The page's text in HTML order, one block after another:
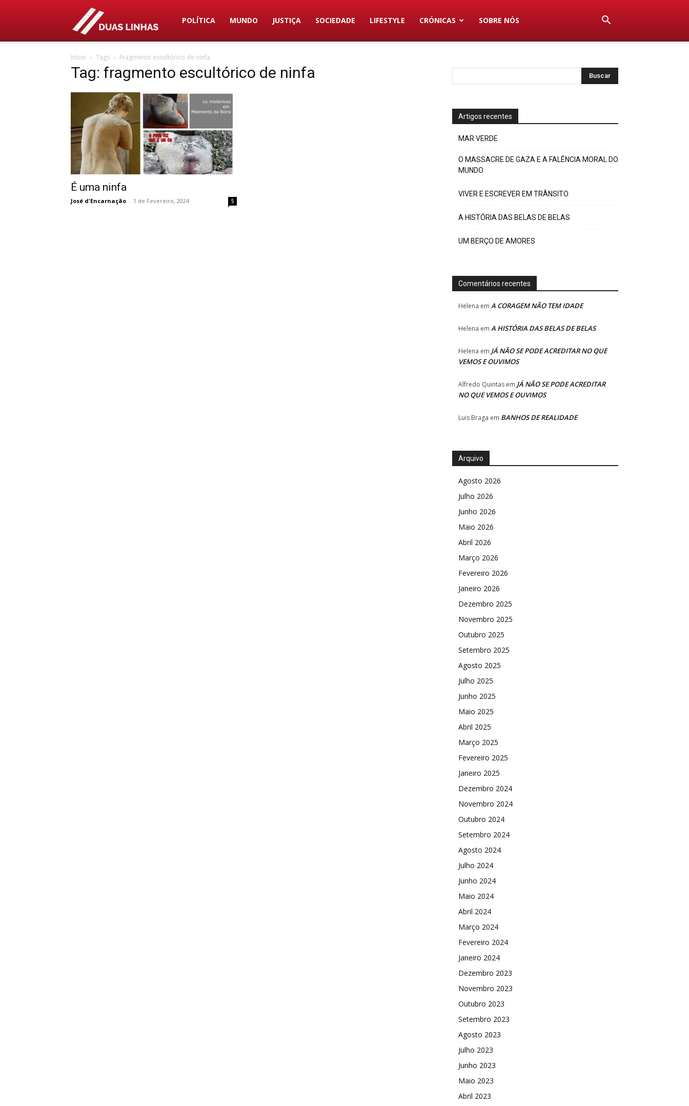
Duas
Linhas
POLÍTICA MUNDO JUSTIÇA SOCIEDADE LIFESTYLE CRÓNICAS SOBRE NÓS
Início Tags Fragmento escultórico de ninfa
Tag: fragmento escultórico de ninfa
É uma ninfa
José d'Encarnação - 1 de Fevereiro, 2024 5
Artigos recentes
MAR VERDE
O MASSACRE DE GAZA E A FALÊNCIA MORAL DO
MUNDO
VIVER E ESCREVER EM TRÂNSITO
A HISTÓRIA DAS BELAS DE BELAS
UM BERÇO DE AMORES
Comentários recentes
Helena em A CORAGEM NÃO TEM IDADE
Helena em A HISTÓRIA DAS BELAS DE BELAS
Helena em JÁ NÃO SE PODE ACREDITAR NO QUE
VEMOS E OUVIMOS
Alfredo Quintas em JÁ NÃO SE PODE ACREDITAR
NO QUE VEMOS E OUVIMOS
Luis Braga em BANHOS DE REALIDADE
Arquivo
Agosto 2026
Julho 2026
Junho 2026
Maio 2026
Abril 2026
Março 2026
Fevereiro 2026
Janeiro 2026
Dezembro 2025
Novembro 2025
Outubro 2025
Setembro 2025
Agosto 2025
Julho 2025
Junho 2025
Maio 2025
Abril 2025
Março 2025
Fevereiro 2025
Janeiro 2025
Dezembro 2024
Novembro 2024
Outubro 2024
Setembro 2024
Agosto 2024
Julho 2024
Junho 2024
Maio 2024
Abril 2024
Março 2024
Fevereiro 2024
Janeiro 2024
Dezembro 2023
Novembro 2023
Outubro 2023
Setembro 2023
Agosto 2023
Julho 2023
Junho 2023
Maio 2023
Abril 2023